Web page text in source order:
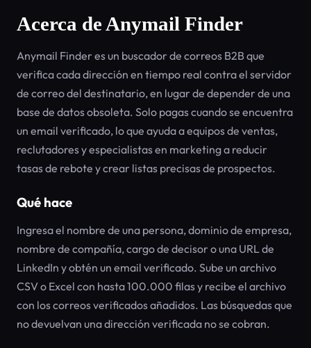
Acerca de Anymail Finder
Anymail Finder es un buscador de correos B2B que
verifica cada dirección en tiempo real contra el servidor
de correo del destinatario, en lugar de depender de una
base de datos obsoleta. Solo pagas cuando se encuentra
un email verificado, lo que ayuda a equipos de ventas,
reclutadores y especialistas en marketing a reducir
tasas de rebote y crear listas precisas de prospectos.
Qué hace
Ingresa el nombre de una persona, dominio de empresa,
nombre de compañía, cargo de decisor o una URL de
LinkedIn y obtén un email verificado. Sube un archivo
CSV o Excel con hasta 100.000 filas y recibe el archivo
con los correos verificados añadidos. Las búsquedas que
no devuelvan una dirección verificada no se cobran.